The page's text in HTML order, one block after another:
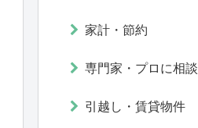
家計・節約
専門家・プロに相談
引越し・賃貸物件